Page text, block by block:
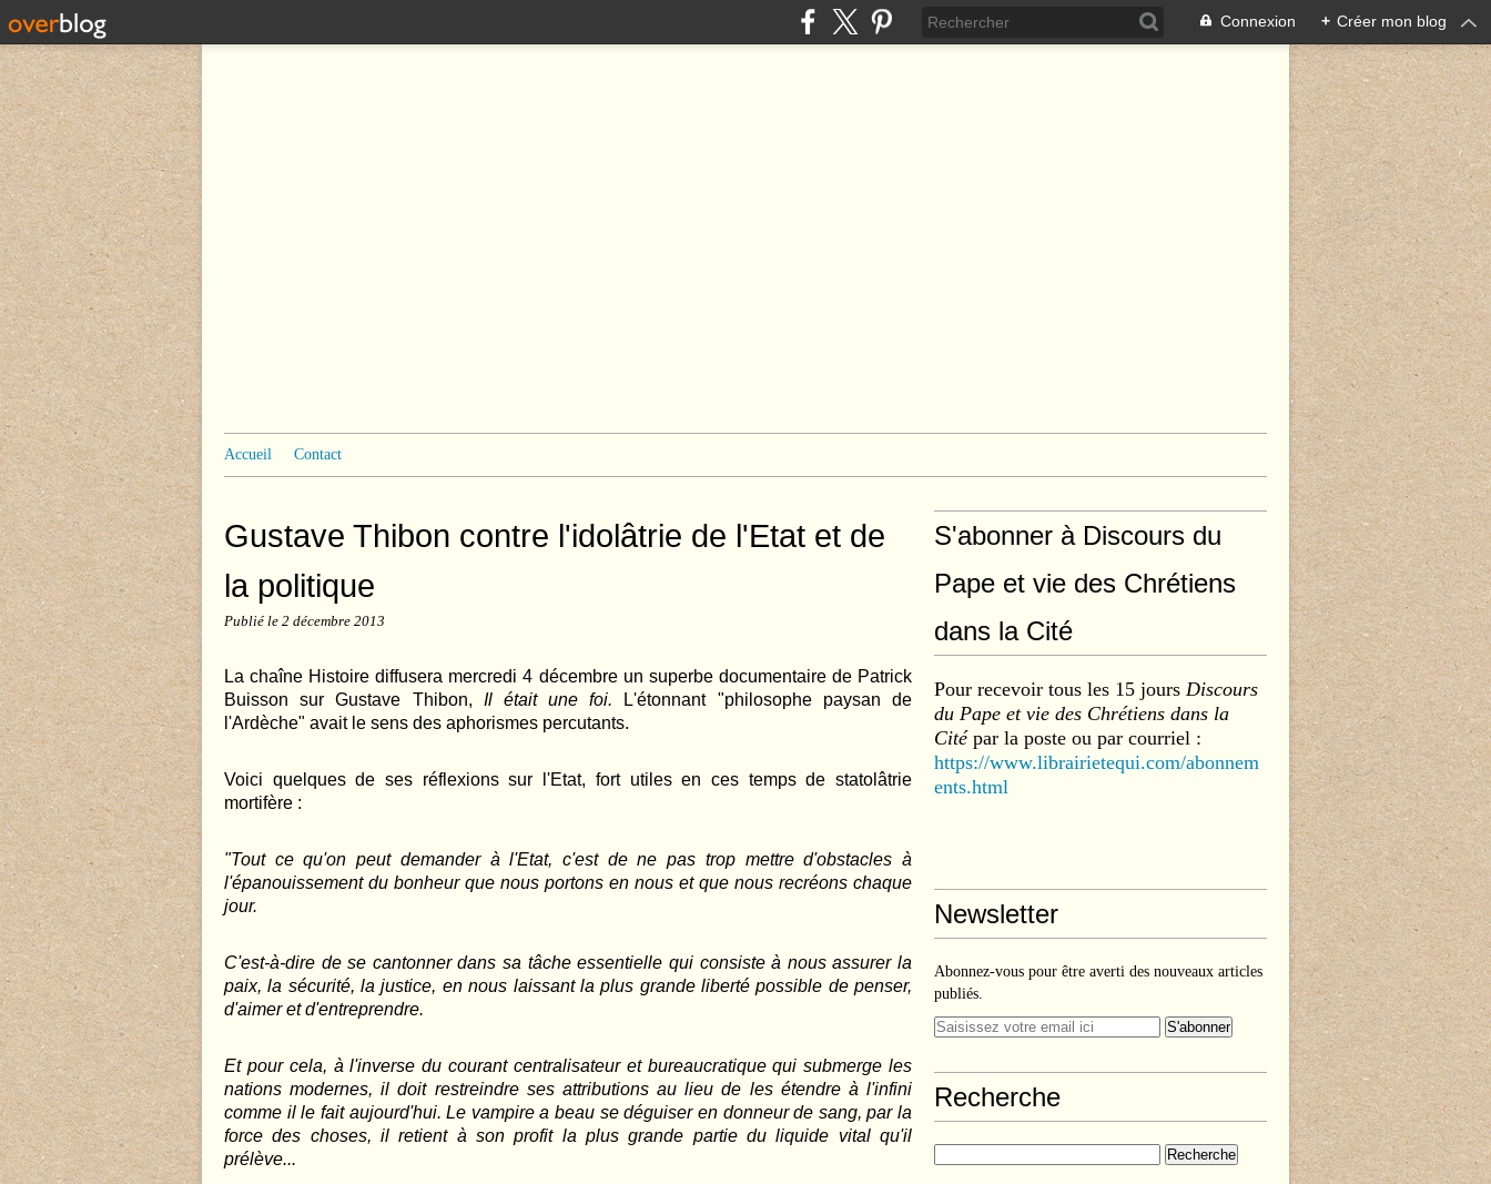
Connexion + Créer mon blog
Accueil Contact
Gustave Thibon contre l'idolâtrie de l'Etat et de
la politique
Publié le 2 décembre 2013
La chaîne Histoire diffusera mercredi 4 décembre un superbe documentaire de Patrick
Buisson sur Gustave Thibon, Il était une foi. L'étonnant "philosophe paysan de
l'Ardèche" avait le sens des aphorismes percutants.
Voici quelques de ses réflexions sur l'Etat, fort utiles en ces temps de statolâtrie
mortifère :
"Tout ce qu'on peut demander à l'Etat, c'est de ne pas trop mettre d'obstacles à
l'épanouissement du bonheur que nous portons en nous et que nous recréons chaque
jour.
C'est-à-dire de se cantonner dans sa tâche essentielle qui consiste à nous assurer la
paix, la sécurité, la justice, en nous laissant la plus grande liberté possible de penser,
d'aimer et d'entreprendre.
Et pour cela, à l'inverse du courant centralisateur et bureaucratique qui submerge les
nations modernes, il doit restreindre ses attributions au lieu de les étendre à l'infini
comme il le fait aujourd'hui. Le vampire a beau se déguiser en donneur de sang, par la
force des choses, il retient à son profit la plus grande partie du liquide vital qu'il
prélève...
S'abonner à Discours du
Pape et vie des Chrétiens
dans la Cité
Pour recevoir tous les 15 jours Discours
du Pape et vie des Chrétiens dans la
Citépar la poste ou par courriel :
https://www.librairietequi.com/abonnem
ents.html
Newsletter
Abonnez-vous pour être averti des nouveaux articles
publiés.
Recherche